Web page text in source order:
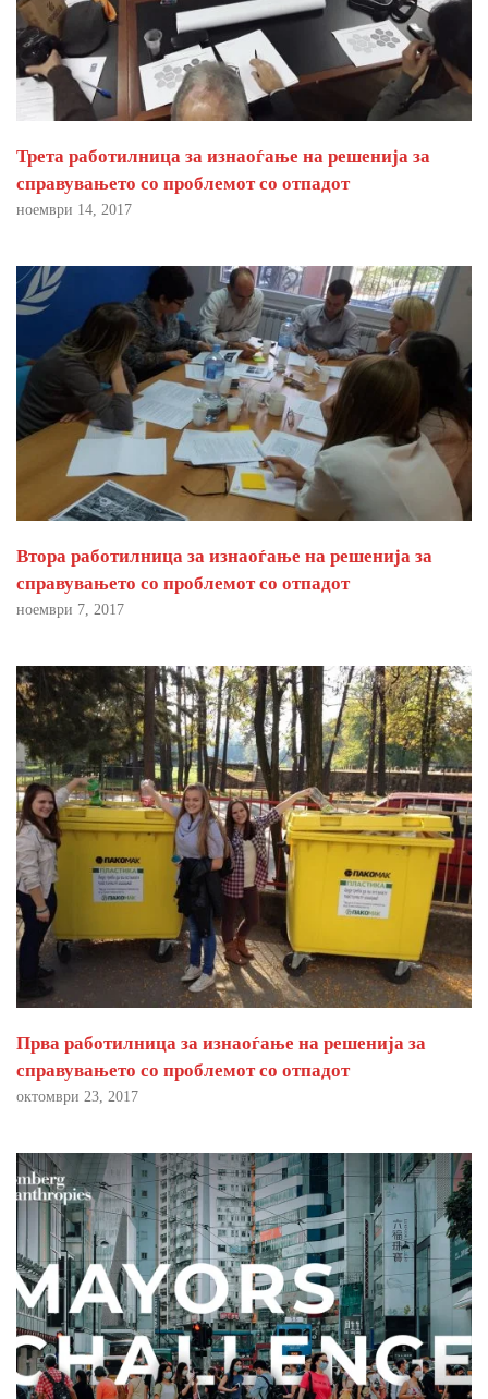
Трета работилница за изнаоѓање на решенија за
справувањето со проблемот со отпадот
ноември 14, 2017
Втора работилница за изнаоѓање на решенија за
справувањето со проблемот со отпадот
ноември 7, 2017
Прва работилница за изнаоѓање на решенија за
справувањето со проблемот со отпадот
октомври 23, 2017